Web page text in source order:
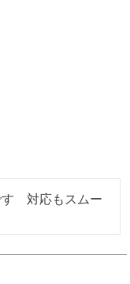
　対応もスムー